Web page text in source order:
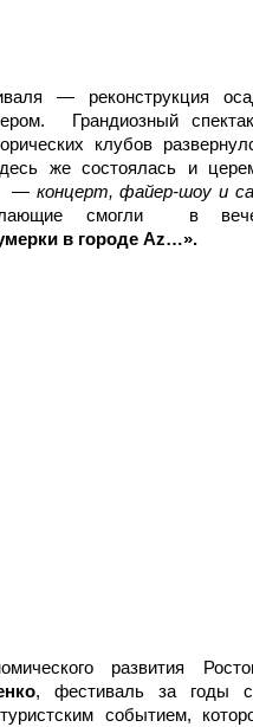
— реконструкция
Грандиозный
клубов
же состоялась и
— концерт, файер-шоу и
смогли в
в городе Аz…».
развития
, фестиваль за годы
событием,